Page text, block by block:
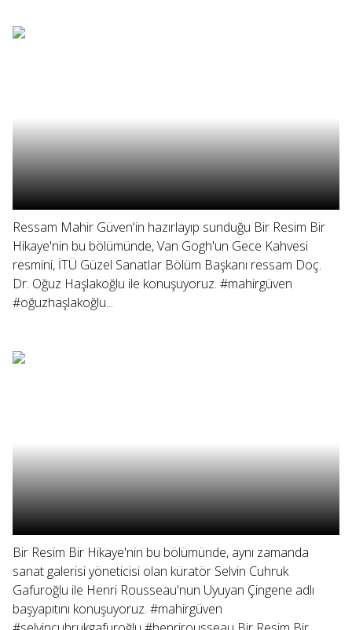
Ressam Mahir Güven'in hazırlayıp sunduğu Bir Resim Bir
Hikaye'nin bu bölümünde, Van Gogh'un Gece Kahvesi
resmini, İTÜ Güzel Sanatlar Bölüm Başkanı ressam Doç.
Dr. Oğuz Haşlakoğlu ile konuşuyoruz. #mahirgüven
#oğuzhaşlakoğlu...
Bir Resim Bir Hikaye'nin bu bölümünde, aynı zamanda
sanat galerisi yöneticisi olan küratör Selvin Cuhruk
Gafuroğlu ile Henri Rousseau'nun Uyuyan Çingene adlı
başyapıtını konuşuyoruz. #mahirgüven